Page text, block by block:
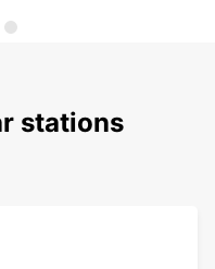
stations